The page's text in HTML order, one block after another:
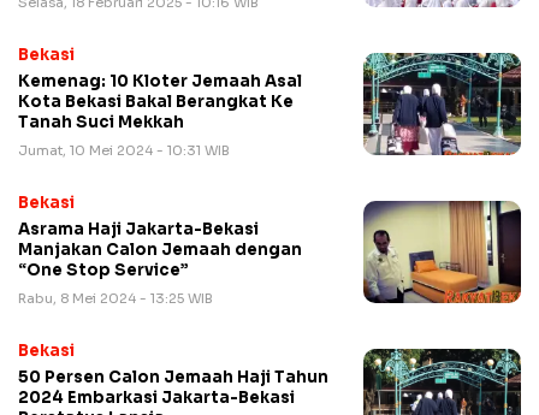
Bekasi
Kemenag: 10 Kloter Jemaah Asal
Kota Bekasi Bakal Berangkat Ke
Tanah Suci Mekkah
Jumat, 10 Mei 2024 - 10:31 WIB
Bekasi
Asrama Haji Jakarta-Bekasi
Manjakan Calon Jemaah dengan
“One Stop Service”
Rabu, 8 Mei 2024 - 13:25 WIB
Bekasi
50 Persen Calon Jemaah Haji Tahun
2024 Embarkasi Jakarta-Bekasi